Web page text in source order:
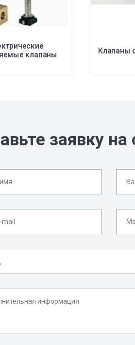
клапаны Клапаны
заявку